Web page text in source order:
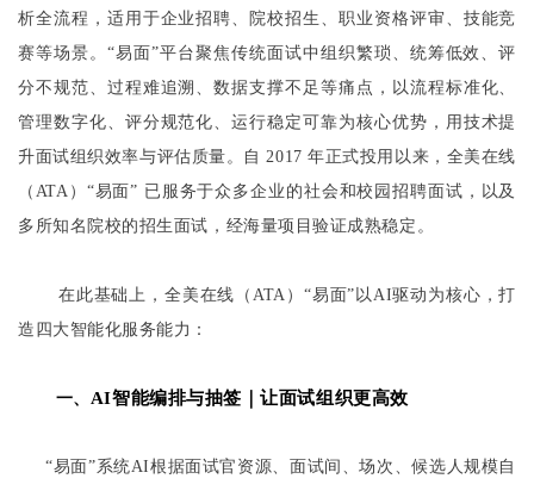
析全流程，适用于企业招聘、院校招生、职业资格评审、技能竞
赛等场景。“易面”平台聚焦传统面试中组织繁琐、统筹低效、评
分不规范、过程难追溯、数据支撑不足等痛点，以流程标准化、
管理数字化、评分规范化、运行稳定可靠为核心优势，用技术提
升面试组织效率与评估质量。自 2017 年正式投用以来，全美在线
（ATA）“易面” 已服务于众多企业的社会和校园招聘面试，以及
多所知名院校的招生面试，经海量项目验证成熟稳定。
在此基础上，全美在线（ATA）“易面”以AI驱动为核心，打
造四大智能化服务能力：
一、 AI智能编排与抽签 ｜让面试组织更高效
“易面”系统AI根据面试官资源、面试间、场次、候选人规模自